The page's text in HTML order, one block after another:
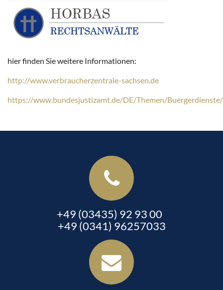
hier finden Sie weitere Informationen:
http://www.verbraucherzentrale-sachsen.de
https://www.bundesjustizamt.de/DE/Themen/
+49 (03435) 92 93 00
+49 (0341) 96257033